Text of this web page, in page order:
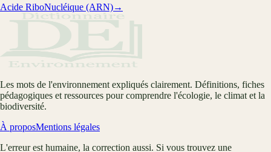
Acide RiboNucléique (ARN)→
Les mots de l'environnement expliqués clairement. Définitions, fiches
pédagogiques et ressources pour comprendre l'écologie, le climat et la
biodiversité.
À proposMentions légales
L'erreur est humaine, la correction aussi. Si vous trouvez une